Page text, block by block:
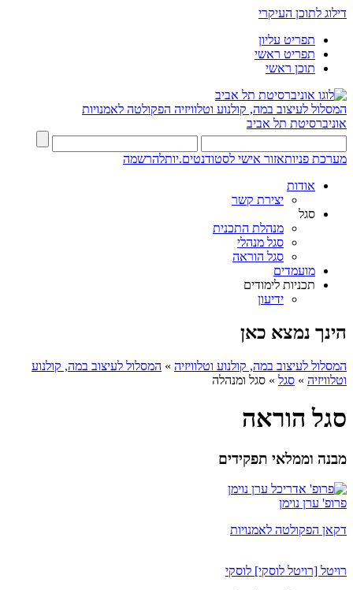
דילוג לתוכן העיקרי
תפריט עליון
תפריט ראשי
תוכן ראשי
המסלול לעיצוב במה, קולנוע וטלוויזיה הפקולטה לאמנויות
אוניברסיטת תל אביב
מערכת פניותאזור אישי לסטודנטים.יותלהרשמה
אודות
יצירת קשר
סגל
מנהלת התכנית
סגל מנהלי
סגל הוראה
מועמדים
תכניות לימודים
ידיעון
הינך נמצא כאן
המסלול לעיצוב במה, קולנוע וטלוויזיה » המסלול לעיצוב במה, קולנוע
וטלוויזיה » סגל » סגל ומנהלה
סגל הוראה
מבנה וממלאי תפקידים
פרופ' ערן נוימן
דקאן הפקולטה לאמנויות
רויטל [רויטל לוסקי] לוסקי